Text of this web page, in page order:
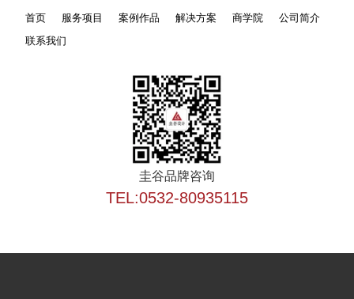
首页 服务项目 案例作品 解决方案 商学院
公司简介
联系我们
圭谷品牌咨询
TEL:0532-80935115